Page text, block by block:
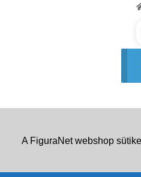
A FiguraNet webshop